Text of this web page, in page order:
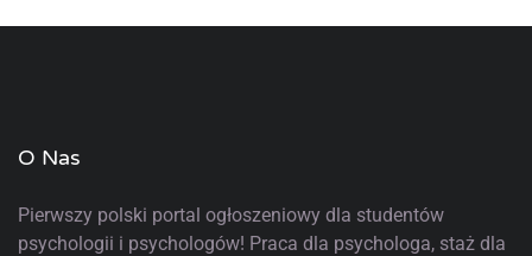
O Nas
Pierwszy polski portal ogłoszeniowy dla studentów
psychologii i psychologów! Praca dla psychologa, staż dla